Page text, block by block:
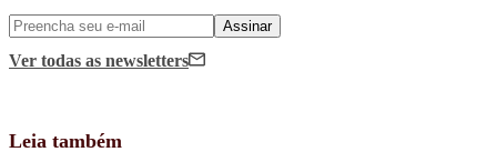
Assinar
Ver todas as newsletters
Leia também